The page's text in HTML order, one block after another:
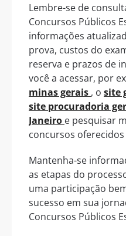
Lembre-se de
Concursos Públicos
informações
prova, custos do
reserva e prazos de
você a acessar, por
minas gerais , o site
site procuradoria
Janeiro e pesquisar
concursos
Mantenha-se
as etapas do
uma participação
sucesso em sua
Concursos Públicos